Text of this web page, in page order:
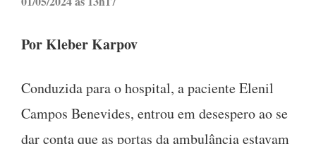
Por Kleber Karpov
Conduzida para o hospital, a paciente Elenil
Campos Benevides, entrou em desespero ao se
dar conta que as portas da ambulância estavam